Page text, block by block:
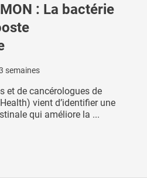
: La bactérie
semaines
et de cancérologues de
vient d’identifier une
qui améliore la ...